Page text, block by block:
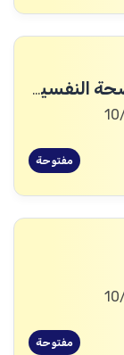
طبيب رأب الفجوة في الصحة النفسية (mhGAP Doctor)
مفتوحة
مفتوحة